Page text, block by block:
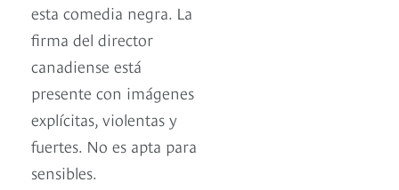
esta comedia negra. La
firma del director
canadiense está
presente con imágenes
explícitas, violentas y
fuertes. No es apta para
sensibles.